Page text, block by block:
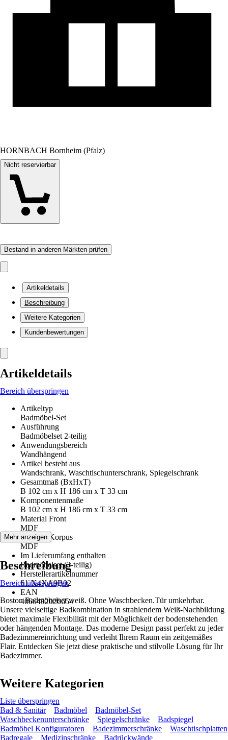
HORNBACH Bornheim (Pfalz)
Nicht reservierbar
Bestand in anderen Märkten prüfen
Artikeldetails
Beschreibung
Weitere Kategorien
Kundenbewertungen
Artikeldetails
Bereich überspringen
Artikeltyp
Badmöbel-Set
Ausführung
Badmöbelset 2-teilig
Anwendungsbereich
Wandhängend
Artikel besteht aus
Wandschrank, Waschtischunterschrank, Spiegelschrank
Gesamtmaß (BxHxT)
B 102 cm x H 186 cm x T 33 cm
Komponentenmaße
B 102 cm x H 186 cm x T 33 cm
Material Front
MDF
Material Korpus
MDF
Im Lieferumfang enthalten
Badmöbelset (3-teilig)
Herstellerartikelnummer
61-X4XA9B02
EAN
4066432020654
Mehr anzeigen
Beschreibung
Bereich überspringen
Boston Badmöbelset weiß. Ohne Waschbecken.Tür umkehrbar.
Unsere vielseitige Badkombination in strahlendem Weiß-Nachbildung
bietet maximale Flexibilität mit der Möglichkeit der bodenstehenden
oder hängenden Montage. Das moderne Design passt perfekt zu jeder
Badezimmereinrichtung und verleiht Ihrem Raum ein zeitgemäßes
Flair. Entdecken Sie jetzt diese praktische und stilvolle Lösung für Ihr
Badezimmer.
Weitere Kategorien
Liste überspringen
Bad & Sanitär
Badmöbel
Badmöbel-Set
Waschbeckenunterschränke
Spiegelschränke
Badspiegel
Badmöbel Konfiguratoren
Badezimmerschränke
Waschtischplatten
Badregale
Medizinschränke Badrückwände